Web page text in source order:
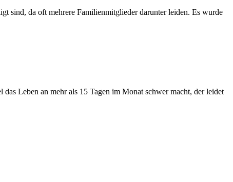
sind, da oft mehrere Familienmitglieder darunter leiden. Es wurde
Leben an mehr als 15 Tagen im Monat schwer macht, der leidet